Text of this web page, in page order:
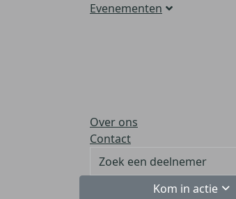
Evenementen
Over ons
Contact
Kom in actie